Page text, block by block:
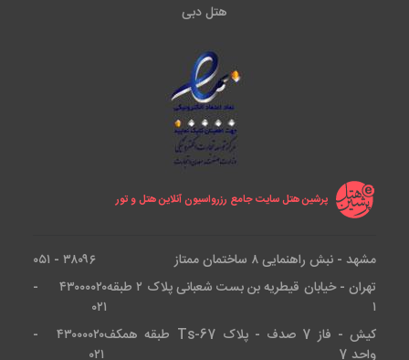
هتل دبی
پرشین هتل سایت جامع رزرواسیون آنلاین هتل و تور
مشهد - نبش راهنمایی ۸ ساختمان ممتاز
۳۸۰۹۶ - ۰۵۱
تهران - خیابان قیطریه بن بست شعبانی پلاک ۲ طبقه
۱
۴۳۰۰۰۰۲۰ -
۰۲۱
کیش - فاز 7 صدف - پلاک Ts-67 طبقه همکف
واحد 7
۴۳۰۰۰۰۲۰ -
۰۲۱